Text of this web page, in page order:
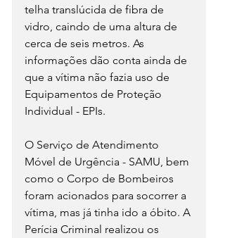
telha translúcida de fibra de
vidro, caindo de uma altura de
cerca de seis metros. As
informações dão conta ainda de
que a vítima não fazia uso de
Equipamentos de Proteção
Individual - EPIs.
O Serviço de Atendimento
Móvel de Urgência - SAMU, bem
como o Corpo de Bombeiros
foram acionados para socorrer a
vítima, mas já tinha ido a óbito. A
Perícia Criminal realizou os